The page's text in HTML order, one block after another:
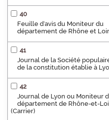
40
Feuille d'avis du Moniteur du
département de Rhône et
41
Journal de la Société
de la constitution établie à
42
Journal de Lyon ou Moniteur
département de Rhône-et-
(Carrier)